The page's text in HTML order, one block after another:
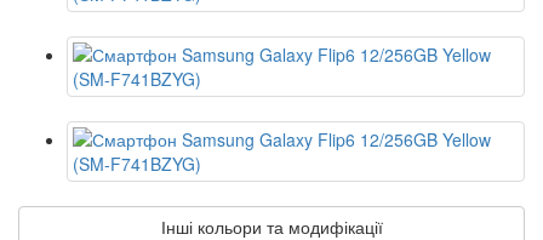
Інші кольори та модифікації